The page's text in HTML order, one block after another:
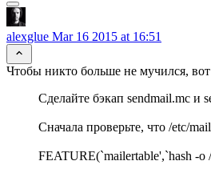
alexglue Mar 16 2015 at 16:51
Чтобы никто больше не мучился,
Сделайте бэкап sendmail.mc и
Сначала проверьте, что /etc/
FEATURE(`mailertable',`hash -o